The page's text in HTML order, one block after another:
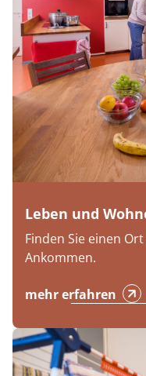
Leben und
Finden Sie einen
Ankommen.
mehr erfahren